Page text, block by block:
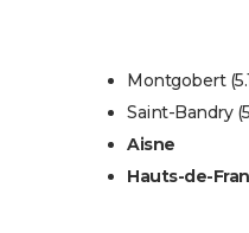
Montgobert
Saint-Bandry
Aisne
Hauts-de-